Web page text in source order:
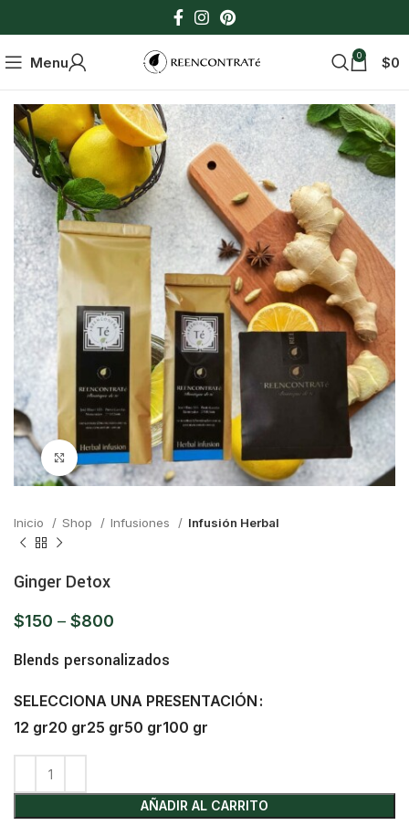
Menu 0 $0
Click para ampliar
Inicio Shop Infusiones Infusión Herbal
Ginger Detox
$150 – $800
Blends personalizados
SELECCIONA UNA PRESENTACIÓN
12 gr20 gr25 gr50 gr100 gr
AÑADIR AL CARRITO